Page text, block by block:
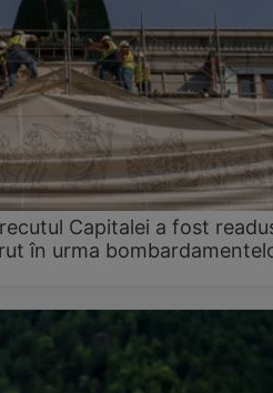
Capitalei a fost
în urma